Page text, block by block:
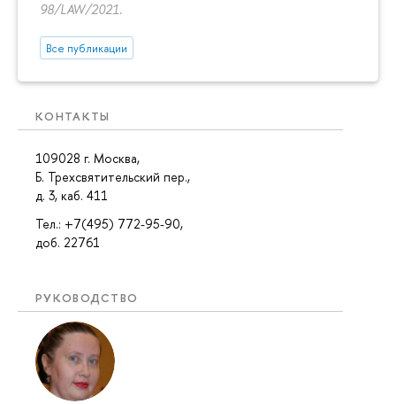
98/LAW/2021.
Все публикации
КОНТАКТЫ
109028 г. Москва,
Б. Трехсвятительский пер.,
д. 3, каб. 411
Тел.: +7(495) 772-95-90,
доб. 22761
РУКОВОДСТВО